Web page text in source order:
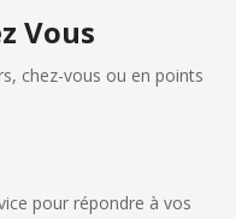
Vous
chez-vous ou en points
pour répondre à vos